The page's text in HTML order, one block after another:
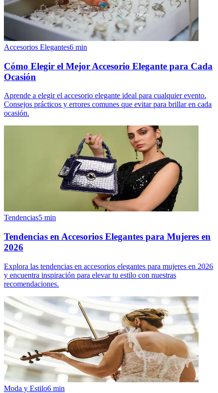
Accesorios Elegantes6 min
Cómo Elegir el Mejor Accesorio Elegante para Cada
Ocasión
Aprende a elegir el accesorio elegante ideal para cualquier evento.
Consejos prácticos y errores comunes que evitar para brillar en cada
ocasión.
Tendencias5 min
Tendencias en Accesorios Elegantes para Mujeres en
2026
Explora las tendencias en accesorios elegantes para mujeres en 2026
y encuentra inspiración para elevar tu estilo con nuestras
recomendaciones.
Moda y Estilo6 min